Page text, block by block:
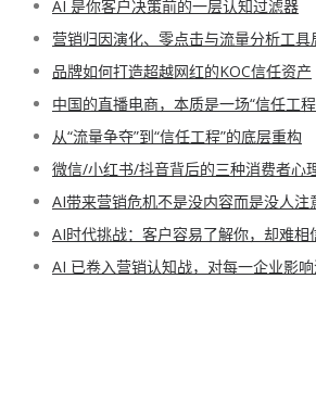
AI 是你客户决策前的一层认知过滤器
营销归因演化、零点击与流量分析工具
品牌如何打造超越网红的KOC信任资产
中国的直播电商，本质是一场“信任工
从“流量争夺”到“信任工程”的底层重构
微信/小红书/抖音背后的三种消费者心
AI带来营销危机不是没内容而是没人注
AI时代挑战：客户容易了解你，却难相
AI 已卷入营销认知战，对每一企业影